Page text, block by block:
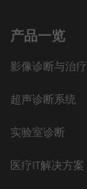
产品一览
影像诊断与治疗
超声诊断系统
实验室诊断
医疗IT解决方案